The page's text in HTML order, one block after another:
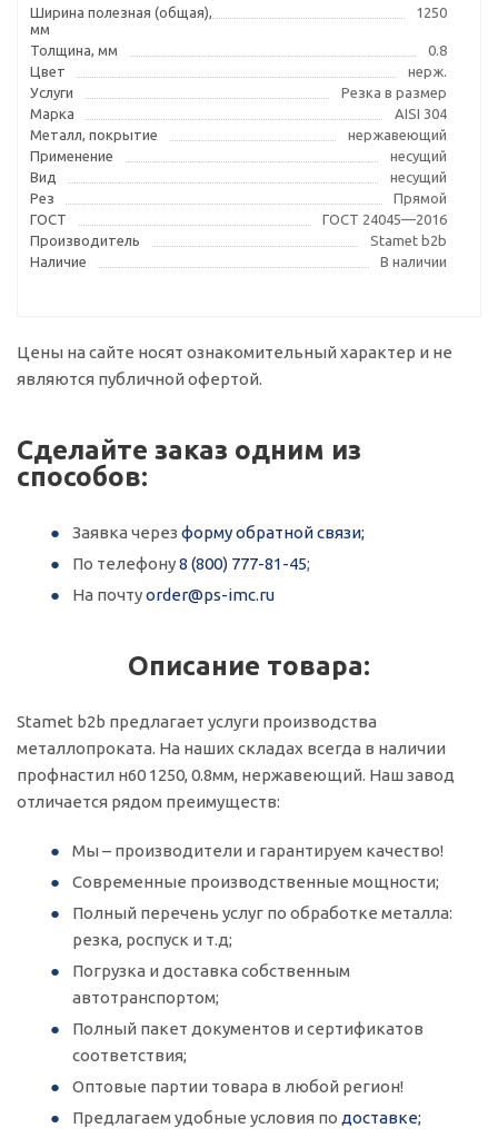
Ширина полезная (общая),
мм
1250
Толщина, мм
0.8
Цвет
нерж.
Услуги
Резка в размер
Марка
AISI 304
Металл, покрытие
нержавеющий
Применение
несущий
Вид
несущий
Рез
Прямой
ГОСТ
ГОСТ 24045—2016
Производитель
Stamet b2b
Наличие
В наличии
Цены на сайте носят ознакомительный характер и не
являются публичной офертой.
Сделайте заказ одним из
способов:
Заявка через форму обратной связи;
По телефону8 (800) 777-81-45;
На почтуorder@ps-imc.ru
Описание товара:
Stamet b2b предлагает услуги производства
металлопроката. На наших складах всегда в наличии
профнастил н60 1250, 0.8мм, нержавеющий. Наш завод
отличается рядом преимуществ:
Мы – производители и гарантируем качество!
Современные производственные мощности;
Полный перечень услуг по обработке металла:
резка, роспуск и т.д;
Погрузка и доставка собственным
автотранспортом;
Полный пакет документов и сертификатов
соответствия;
Оптовые партии товара в любой регион!
Предлагаем удобные условия по доставке;